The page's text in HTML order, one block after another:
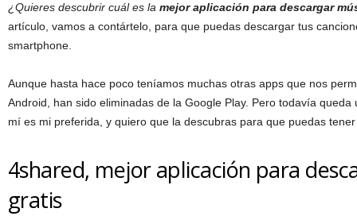
¿Quieres descubrir cuál es la mejor aplicación para descargar
artículo, vamos a contártelo, para que puedas descargar tus
smartphone.
Aunque hasta hace poco teníamos muchas otras apps que nos
Android, han sido eliminadas de la Google Play. Pero todavía
mí es mi preferida, y quiero que la descubras para que puedas
4shared, mejor aplicación para
gratis